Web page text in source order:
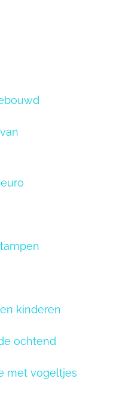
kinderen
ochtend
met vogeltjes